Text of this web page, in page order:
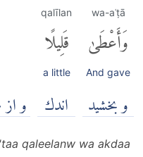
wa-aʿṭā
وَأَعْطَىٰ
And gave
و بخشید
qalīlan
قَلِيلًا
a little
اندك و
qaleelanw wa akdaa